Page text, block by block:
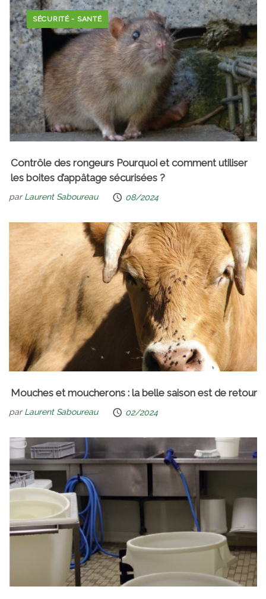
SÉCURITÉ - SANTÉ
Contrôle des rongeurs Pourquoi et comment utiliser
les boites d’appâtage sécurisées ?
parLaurent Saboureau 08/2024
Mouches et moucherons : la belle saison est de retour
parLaurent Saboureau 02/2024